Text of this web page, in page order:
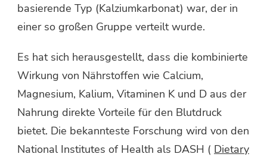
basierende Typ (Kalziumkarbonat) war, der in
einer so großen Gruppe verteilt wurde.
Es hat sich herausgestellt, dass die kombinierte
Wirkung von Nährstoffen wie Calcium,
Magnesium, Kalium, Vitaminen K und D aus der
Nahrung direkte Vorteile für den Blutdruck
bietet. Die bekannteste Forschung wird von den
National Institutes of Health als DASH ( Dietary